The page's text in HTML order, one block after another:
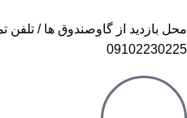
09102230225